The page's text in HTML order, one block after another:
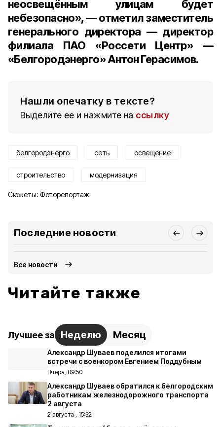
неосвещённым улицам будет
небезопасно», — отметил заместитель
генерального директора — директор
филиала ПАО «Россети Центр» —
«Белгородэнерго» Антон Герасимов.
Нашли опечатку в тексте?
Выделите ее и нажмите на ссылку
белгородэнерго сеть освещение
строительство модернизация
Сюжеты: Фоторепортаж
Последние новости
Все новости
Читайте также
Лучшее за Неделю Месяц
Александр Шуваев поделился итогами
встречи с военкором Евгением Поддубным
Вчера, 09:50
Александр Шуваев обратился к белгородским
работникам железнодорожного транспорта
2 августа
2 августа , 15:32